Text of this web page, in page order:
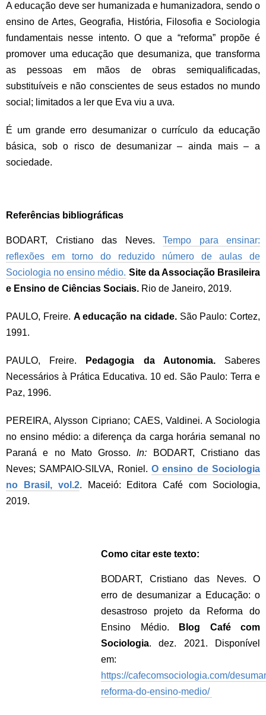
A educação deve ser humanizada e humanizadora, sendo o
ensino de Artes, Geografia, História, Filosofia e Sociologia
fundamentais nesse intento. O que a “reforma” propõe é
promover uma educação que desumaniza, que transforma
as pessoas em mãos de obras semiqualificadas,
substituíveis e não conscientes de seus estados no mundo
social; limitados a ler que Eva viu a uva.
É um grande erro desumanizar o currículo da educação
básica, sob o risco de desumanizar – ainda mais – a
sociedade.
Referências bibliográficas
BODART, Cristiano das Neves. Tempo para ensinar:
reflexões em torno do reduzido número de aulas de
Sociologia no ensino médio. Site da Associação Brasileira
e Ensino de Ciências Sociais. Rio de Janeiro, 2019.
PAULO, Freire. A educação na cidade.São Paulo: Cortez,
1991.
PAULO, Freire. Pedagogia da Autonomia.Saberes
Necessários à Prática Educativa. 10 ed. São Paulo: Terra e
Paz, 1996.
PEREIRA, Alysson Cipriano; CAES, Valdinei. A Sociologia
no ensino médio: a diferença da carga horária semanal no
Paraná e no Mato Grosso.In: BODART, Cristiano das
Neves; SAMPAIO-SILVA, Roniel. O ensino de Sociologia
no Brasil, vol.2. Maceió: Editora Café com Sociologia,
2019.
Como citar este texto:
BODART, Cristiano das Neves. O
erro de desumanizar a Educação: o
desastroso projeto da Reforma do
Ensino Médio.
Blog Café com
Sociologia. dez. 2021. Disponível
em:
https://cafecomsociologia.com/
reforma-do-ensino-medio/